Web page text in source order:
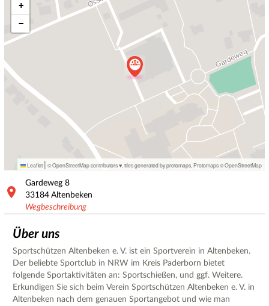
+
−
Leaflet | © OpenStreetMap contributors ♥, tiles generated by protomaps Protomaps©OpenStreetMap
Gardeweg 8
33184 Altenbeken
Wegbeschreibung
Über uns
Sportschützen Altenbeken e. V. ist ein Sportverein in Altenbeken.
Der beliebte Sportclub in NRW im Kreis Paderborn bietet
folgende Sportaktivitäten an: Sportschießen, und ggf. Weitere.
Erkundigen Sie sich beim Verein Sportschützen Altenbeken e. V. in
Altenbeken nach dem genauen Sportangebot und wie man